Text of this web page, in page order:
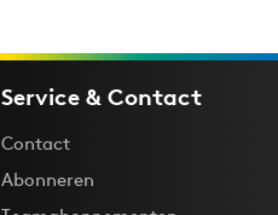
Service & Contact
Contact
Abonneren